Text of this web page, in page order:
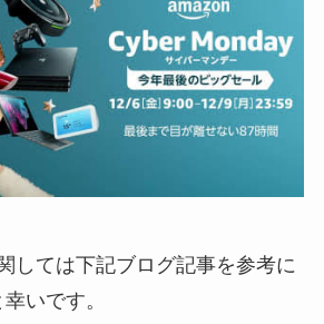
しては下記ブログ記事を参考に
いです。